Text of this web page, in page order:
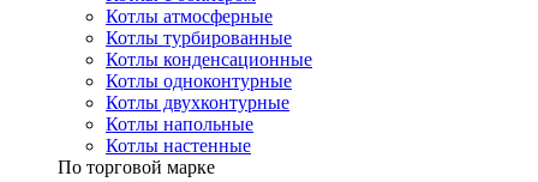
Котлы атмосферные
Котлы турбированные
Котлы конденсационные
Котлы одноконтурные
Котлы двухконтурные
Котлы напольные
Котлы настенные
По торговой марке